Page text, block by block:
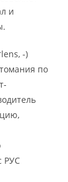
и
-)
по
РУС